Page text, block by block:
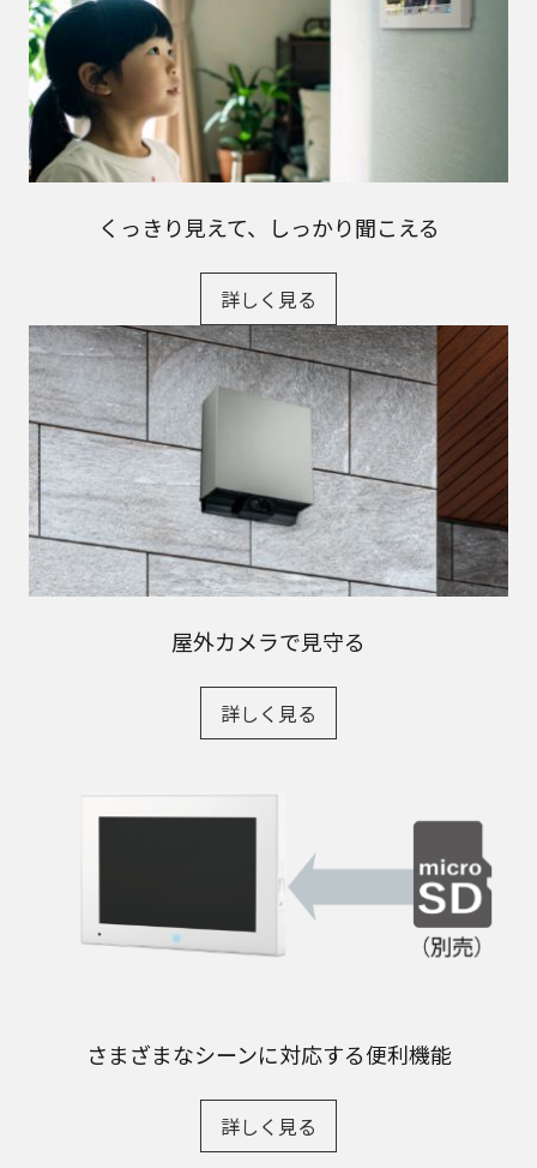
くっきり見えて、しっかり聞こえる
詳しく見る
屋外カメラで見守る
詳しく見る
さまざまなシーンに対応する便利機能
詳しく見る